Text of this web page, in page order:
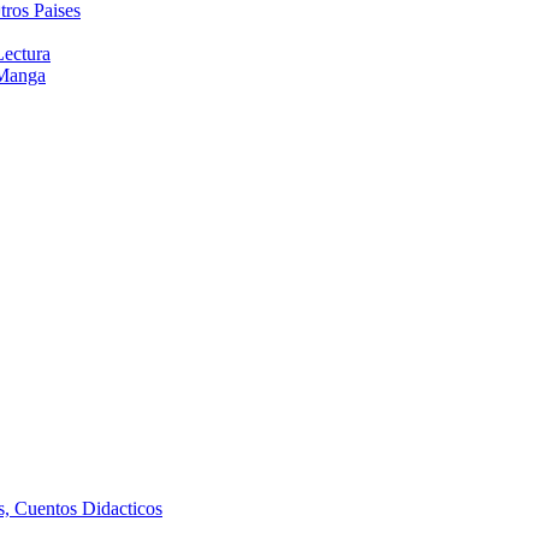
Paises
Cuentos Didacticos